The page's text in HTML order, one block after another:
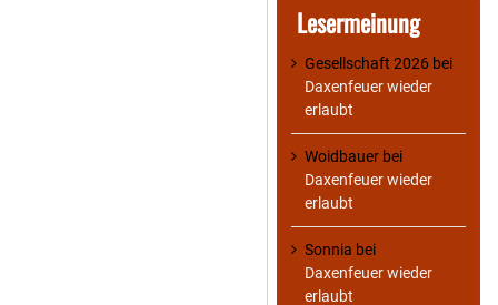
Lesermeinung
Gesellschaft 2026 bei
Daxenfeuer wieder
erlaubt
Woidbauer bei
Daxenfeuer wieder
erlaubt
Sonnia bei
Daxenfeuer wieder
erlaubt